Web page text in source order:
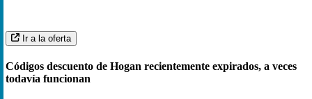
Ir a la oferta
Códigos descuento de Hogan recientemente expirados, a veces
todavía funcionan